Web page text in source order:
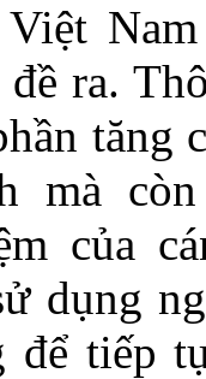
ra.
tăng
mà
của
dụng
để tiếp